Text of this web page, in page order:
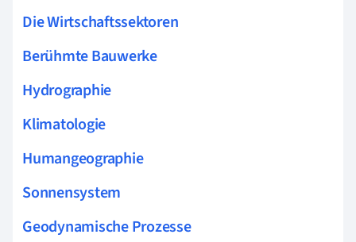
Die Wirtschaftssektoren
Berühmte Bauwerke
Hydrographie
Klimatologie
Humangeographie
Sonnensystem
Geodynamische Prozesse